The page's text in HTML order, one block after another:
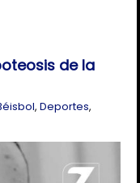
de la
,Deportes,